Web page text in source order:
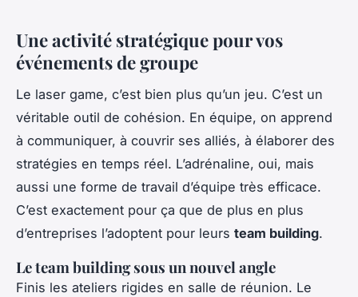
Une activité stratégique pour vos
événements de groupe
Le laser game, c’est bien plus qu’un jeu. C’est un
véritable outil de cohésion. En équipe, on apprend
à communiquer, à couvrir ses alliés, à élaborer des
stratégies en temps réel. L’adrénaline, oui, mais
aussi une forme de travail d’équipe très efficace.
C’est exactement pour ça que de plus en plus
d’entreprises l’adoptent pour leurs team building.
Le team building sous un nouvel angle
Finis les ateliers rigides en salle de réunion. Le